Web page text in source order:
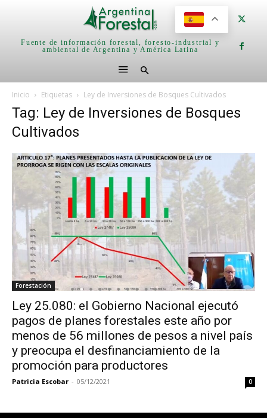
Fuente de información forestal, foresto-industrial y
ambiental de Argentina y América Latina
Inicio Etiquetas Ley de Inversiones de Bosques Cultivados
Tag: Ley de Inversiones de Bosques
Cultivados
Forestación
Ley 25.080: el Gobierno Nacional ejecutó
pagos de planes forestales este año por
menos de 56 millones de pesos a nivel país
y preocupa el desfinanciamiento de la
promoción para productores
Patricia Escobar - 05/12/2021 0